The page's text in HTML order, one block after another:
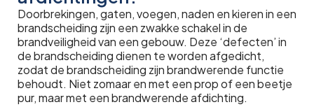
Doorbrekingen, gaten, voegen, naden en kieren in een
brandscheiding zijn een zwakke schakel in de
brandveiligheid van een gebouw. Deze ‘defecten’ in
de brandscheiding dienen te worden afgedicht,
zodat de brandscheiding zijn brandwerende functie
behoudt. Niet zomaar en met een prop of een beetje
pur, maar met een brandwerende afdichting.